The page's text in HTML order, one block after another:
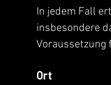
In jedem Fall
insbesondere
Voraussetzung
Ort